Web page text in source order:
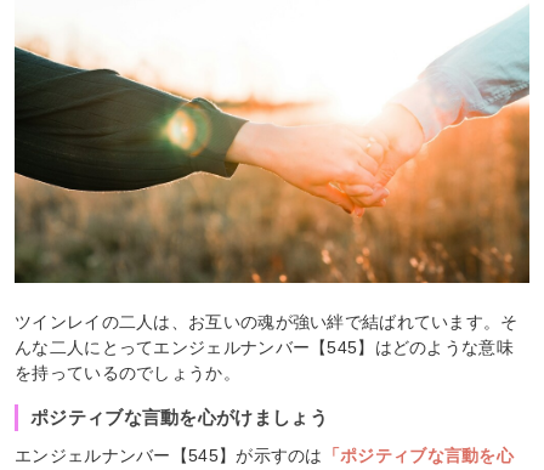
ツインレイの二人は、お互いの魂が強い絆で結ばれています。そ
んな二人にとってエンジェルナンバー【545】はどのような意味
を持っているのでしょうか。
ポジティブな言動を心がけましょう
エンジェルナンバー【545】が示すのは
「ポジティブな言動を心